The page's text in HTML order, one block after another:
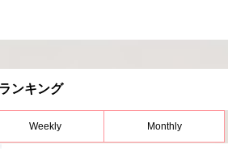
ンキング
Weekly Monthly